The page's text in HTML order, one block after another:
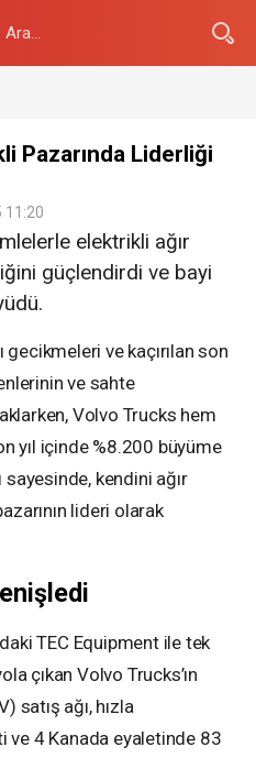
Pazarında Liderliği
11:20
elektrikli ağır
güçlendirdi ve bayi
ve kaçırılan son
ve sahte
Volvo Trucks hem
yıl içinde %8.200 büyüme
kendini ağır
lideri olarak
TEC Equipment ile tek
çıkan Volvo Trucks’ın
satış ağı, hızla
ve 4 Kanada eyaletinde 83